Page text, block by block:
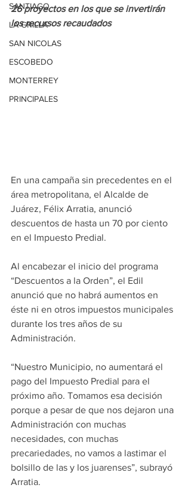
SANTIAGO
LA GRILLA
SAN NICOLAS
ESCOBEDO
MONTERREY
PRINCIPALES
26 proyectos en los que se invertirán
los recursos recaudados
En una campaña sin precedentes en el
área metropolitana, el Alcalde de
Juárez, Félix Arratia, anunció
descuentos de hasta un 70 por ciento
en el Impuesto Predial.
Al encabezar el inicio del programa
“Descuentos a la Orden”, el Edil
anunció que no habrá aumentos en
éste ni en otros impuestos municipales
durante los tres años de su
Administración.
“Nuestro Municipio, no aumentará el
pago del Impuesto Predial para el
próximo año. Tomamos esa decisión
porque a pesar de que nos dejaron una
Administración con muchas
necesidades, con muchas
precariedades, no vamos a lastimar el
bolsillo de las y los juarenses”, subrayó
Arratia.